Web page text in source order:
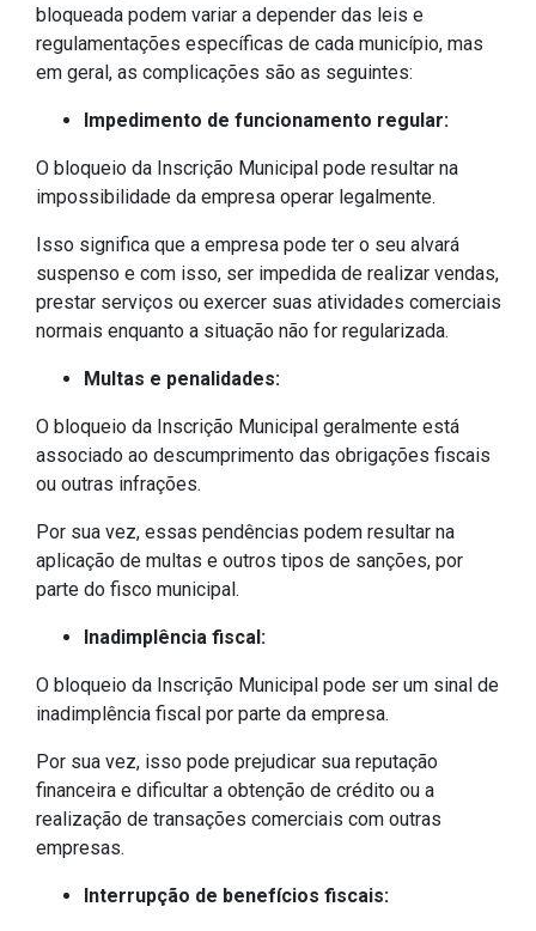
bloqueada podem variar a depender das leis e
regulamentações específicas de cada município, mas
em geral, as complicações são as seguintes:
Impedimento de funcionamento regular:
O bloqueio da Inscrição Municipal pode resultar na
impossibilidade da empresa operar legalmente.
Isso significa que a empresa pode ter o seu alvará
suspenso e com isso, ser impedida de realizar vendas,
prestar serviços ou exercer suas atividades comerciais
normais enquanto a situação não for regularizada.
Multas e penalidades:
O bloqueio da Inscrição Municipal geralmente está
associado ao descumprimento das obrigações fiscais
ou outras infrações.
Por sua vez, essas pendências podem resultar na
aplicação de multas e outros tipos de sanções, por
parte do fisco municipal.
Inadimplência fiscal:
O bloqueio da Inscrição Municipal pode ser um sinal de
inadimplência fiscal por parte da empresa.
Por sua vez, isso pode prejudicar sua reputação
financeira e dificultar a obtenção de crédito ou a
realização de transações comerciais com outras
empresas.
Interrupção de benefícios fiscais: